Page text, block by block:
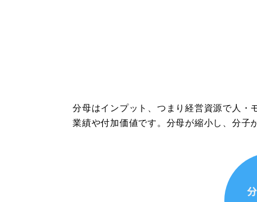
分母はインプット、つまり経営資源で人・
業績や付加価値です。分母が縮小し、分子